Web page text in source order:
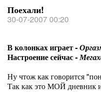
Поехали!
30-07-2007 00:20
В колонках играет -
Настроение сейчас -
Ну чтож как говорится
Так как это МОЙ дневник